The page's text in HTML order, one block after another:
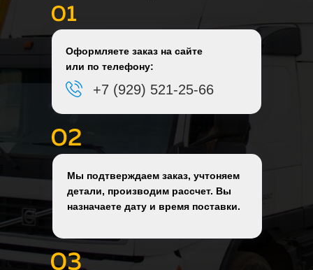
Оформляете заказ на сайте
или по телефону:
+7 (929) 521-25-66
Мы подтверждаем заказ, учтоняем
детали, производим рассчет. Вы
назначаете дату и время поставки.